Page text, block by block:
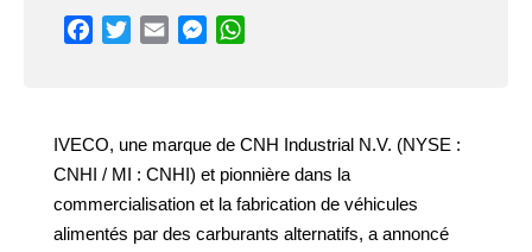
Facebook
TwitterEmail Messenger
IVECO, une marque de CNH Industrial N.V. (NYSE :
CNHI / MI : CNHI) et pionnière dans la
commercialisation et la fabrication de véhicules
alimentés par des carburants alternatifs, a annoncé